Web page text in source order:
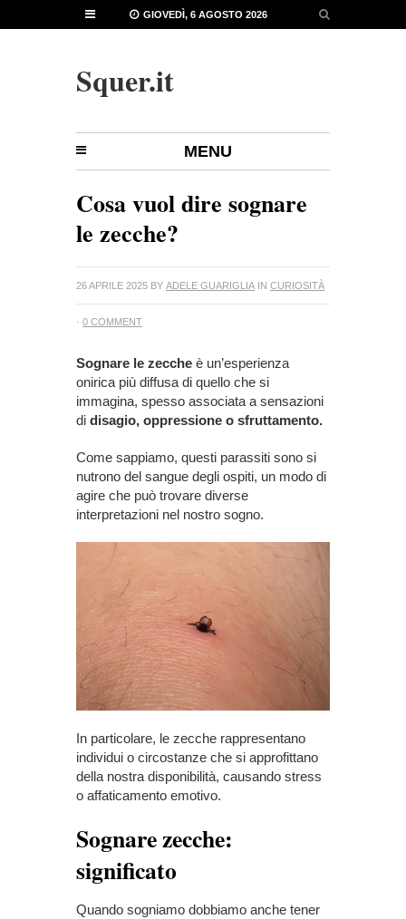
GIOVEDÌ, 6 AGOSTO 2026
Squer.it
MENU
Cosa vuol dire sognare
le zecche?
26 APRILE 2025 BY ADELE GUARIGLIA IN CURIOSITÀ
· 0 COMMENT
Sognare le zecche è un’esperienza
onirica più diffusa di quello che si
immagina, spesso associata a sensazioni
di disagio, oppressione o sfruttamento.
Come sappiamo, questi parassiti sono si
nutrono del sangue degli ospiti, un modo di
agire che può trovare diverse
interpretazioni nel nostro sogno.
In particolare, le zecche rappresentano
individui o circostanze che si approfittano
della nostra disponibilità, causando stress
o affaticamento emotivo.
Sognare zecche:
significato
Quando sogniamo dobbiamo anche tener